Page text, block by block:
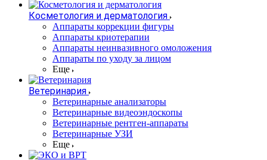
Косметология и дерматология
Аппараты коррекции фигуры
Аппараты криотерапии
Аппараты неинвазивного омоложения
Аппараты по уходу за лицом
Еще
Ветеринария
Ветеринарные анализаторы
Ветеринарные видеоэндоскопы
Ветеринарные рентген-аппараты
Ветеринарные УЗИ
Еще